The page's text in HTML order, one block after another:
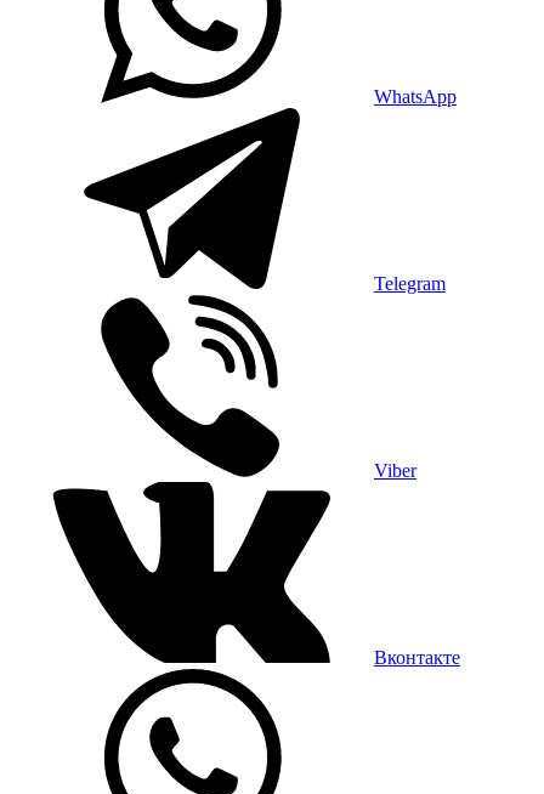
WhatsApp
Telegram
Viber
Вконтакте